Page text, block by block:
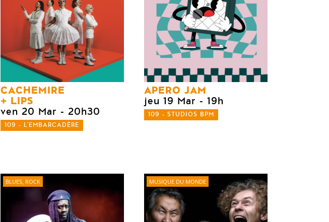
CACHEMIRE
LIPS
ven 20 Mar - 20h30
109 - L'EMBARCADÈRE
APERO JAM
jeu 19 Mar - 19h
109 - STUDIOS BPM
BLUES, ROCK MUSIQUE DU MONDE